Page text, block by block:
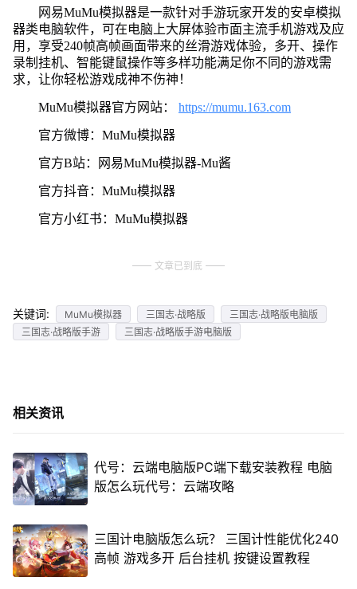
网易MuMu模拟器是一款针对手游玩家开发的安卓模拟
器类电脑软件，可在电脑上大屏体验市面主流手机游戏及应
用，享受240帧高帧画面带来的丝滑游戏体验，多开、操作
录制挂机、智能键鼠操作等多样功能满足你不同的游戏需
求，让你轻松游戏成神不伤神！
MuMu模拟器官方网站： https://mumu.163.com
官方微博：MuMu模拟器
官方B站：网易MuMu模拟器-Mu酱
官方抖音：MuMu模拟器
官方小红书：MuMu模拟器
文章已到底
关键词: MuMu模拟器 三国志·战略版
三国志·战略版电脑版
三国志·战略版手游
三国志·战略版手游电脑版
相关资讯
代号：云端电脑版PC端下载安装教程 电脑
版怎么玩代号：云端攻略
三国计电脑版怎么玩？ 三国计性能优化240
高帧 游戏多开 后台挂机 按键设置教程